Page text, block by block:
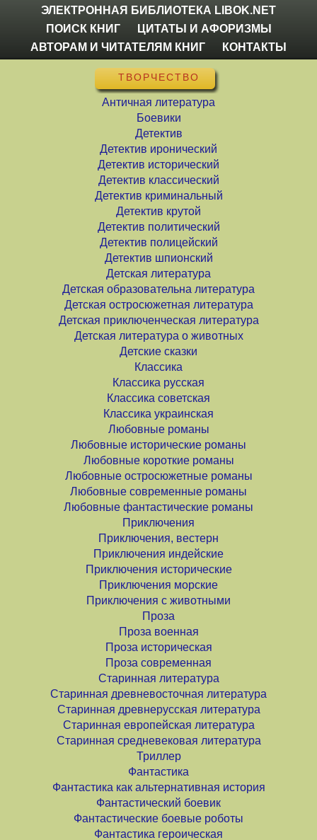
ЭЛЕКТРОННАЯ БИБЛИОТЕКА LIBOK.NET
ПОИСК КНИГ
ЦИТАТЫ И АФОРИЗМЫ
АВТОРАМ И ЧИТАТЕЛЯМ КНИГ
КОНТАКТЫ
ТВОРЧЕСТВО
Античная литература
Боевики
Детектив
Детектив иронический
Детектив исторический
Детектив классический
Детектив криминальный
Детектив крутой
Детектив политический
Детектив полицейский
Детектив шпионский
Детская литература
Детская образовательна литература
Детская остросюжетная литература
Детская приключенческая литература
Детская литература о животных
Детские сказки
Классика
Классика русская
Классика советская
Классика украинская
Любовные романы
Любовные исторические романы
Любовные короткие романы
Любовные остросюжетные романы
Любовные современные романы
Любовные фантастические романы
Приключения
Приключения, вестерн
Приключения индейские
Приключения исторические
Приключения морские
Приключения с животными
Проза
Проза военная
Проза историческая
Проза современная
Старинная литература
Старинная древневосточная литература
Старинная древнерусская литература
Старинная европейская литература
Старинная средневековая литература
Триллер
Фантастика
Фантастика как альтернативная история
Фантастический боевик
Фантастические боевые роботы
Фантастика героическая